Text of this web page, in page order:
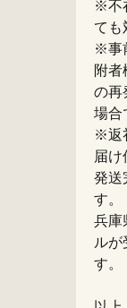
※不
ても
※事
附者
の再
場合
※返
届け
発送
す。
兵庫
ルが
す。